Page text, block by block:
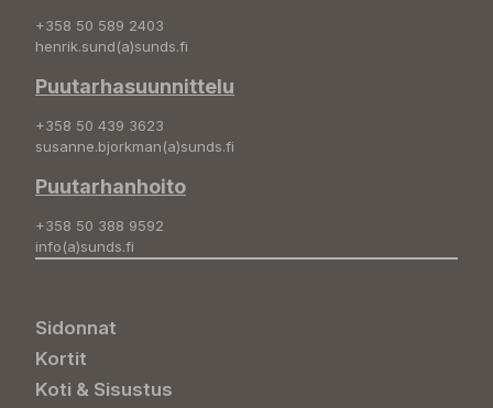
+358 50 589 2403
henrik.sund(a)sunds.fi
Puutarhasuunnittelu
+358 50 439 3623
susanne.bjorkman(a)sunds.fi
Puutarhanhoito
+358 50 388 9592
info(a)sunds.fi
Sidonnat
Kortit
Koti & Sisustus